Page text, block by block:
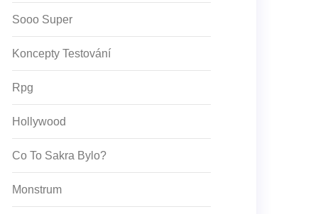
Sooo Super
Koncepty Testování
Rpg
Hollywood
Co To Sakra Bylo?
Monstrum